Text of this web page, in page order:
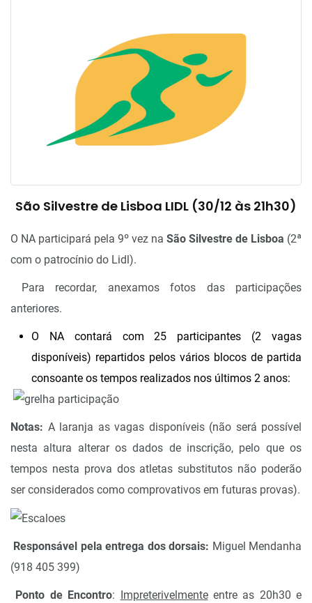
São Silvestre de Lisboa LIDL (30/12 às 21h30)
O NA participará pela 9º vez na São Silvestre de Lisboa (2ª
com o patrocínio do Lidl).
Para recordar, anexamos fotos das participações
anteriores.
O NA contará com 25 participantes (2 vagas
disponíveis) repartidos pelos vários blocos de partida
consoante os tempos realizados nos últimos 2 anos:
Notas: A laranja as vagas disponíveis (não será possível
nesta altura alterar os dados de inscrição, pelo que os
tempos nesta prova dos atletas substitutos não poderão
ser considerados como comprovativos em futuras provas).
Responsável pela entrega dos dorsais: Miguel Mendanha
(918 405 399)
Ponto de Encontro: Impreterivelmenteentre as 20h30 e